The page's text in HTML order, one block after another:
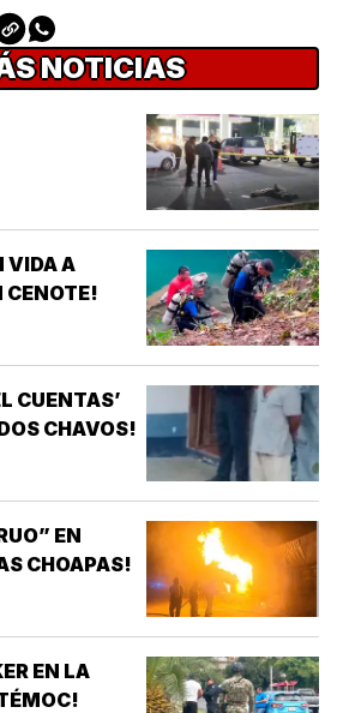
NOTICIAS
VIDA A
CENOTE!
CUENTAS’
CHAVOS!
EN
CHOAPAS!
EN LA